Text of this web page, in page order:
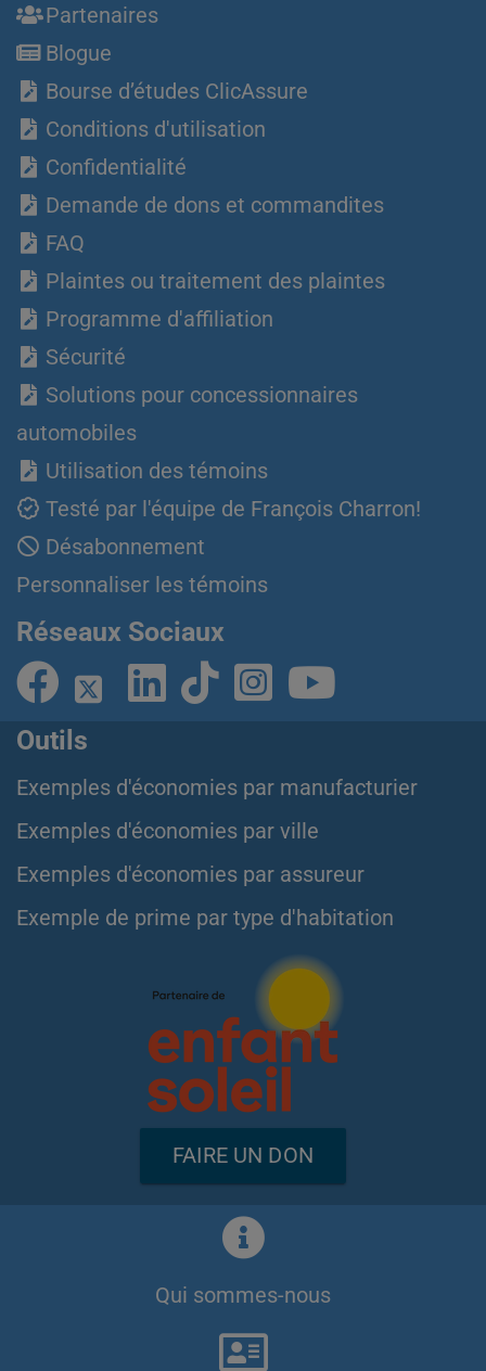
Partenaires
Blogue
Bourse d’études ClicAssure
Conditions d'utilisation
Confidentialité
Demande de dons et commandites
FAQ
Plaintes ou traitement des plaintes
Programme d'affiliation
Sécurité
Solutions pour concessionnaires
automobiles
Utilisation des témoins
Testé par l'équipe de François Charron!
Désabonnement
Personnaliser les témoins
Réseaux Sociaux
Outils
Exemples d'économies par manufacturier
Exemples d'économies par ville
Exemples d'économies par assureur
Exemple de prime par type d'habitation
FAIRE UN DON
Qui sommes-nous